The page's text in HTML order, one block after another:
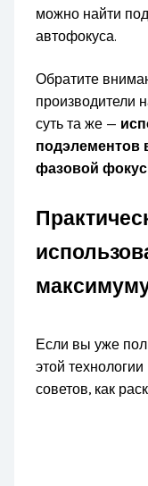
можно найти
автофокуса.
Обратите
производители
суть та же —
подэлементов
фазовой
Если вы уже
этой
советов, как